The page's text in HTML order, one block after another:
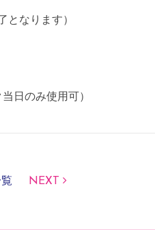
なります）
日のみ使用可）
NEXT